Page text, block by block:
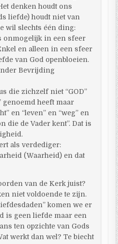
denken houdt ons
liefde) houdt niet van
wil slechts één ding:
onmogelijk in een sfeer
en alleen in een sfeer
van God openbloeien.
Bevrijding
die zichzelf niet “GOD”
genoemd heeft maar
en “leven” en “weg” en
die de Vader kent”. Dat is
als verdediger:
(Waarheid) en dat
van de Kerk juist?
niet voldoende te zijn.
komen we er
is geen liefde maar een
ten opzichte van Gods
werkt dan wel? Te biecht